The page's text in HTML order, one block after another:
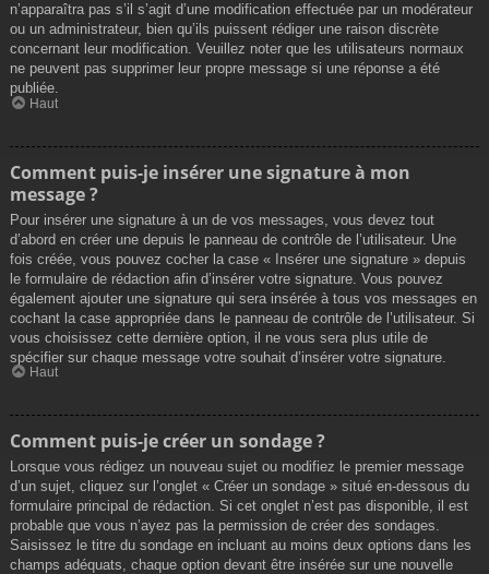
n’apparaîtra pas s’il s’agit d’une modification effectuée par un modérateur
ou un administrateur, bien qu’ils puissent rédiger une raison discrète
concernant leur modification. Veuillez noter que les utilisateurs normaux
ne peuvent pas supprimer leur propre message si une réponse a été
publiée.
Haut
Comment puis-je insérer une signature à mon
message ?
Pour insérer une signature à un de vos messages, vous devez tout
d’abord en créer une depuis le panneau de contrôle de l’utilisateur. Une
fois créée, vous pouvez cocher la case « Insérer une signature » depuis
le formulaire de rédaction afin d’insérer votre signature. Vous pouvez
également ajouter une signature qui sera insérée à tous vos messages en
cochant la case appropriée dans le panneau de contrôle de l’utilisateur. Si
vous choisissez cette dernière option, il ne vous sera plus utile de
spécifier sur chaque message votre souhait d’insérer votre signature.
Haut
Comment puis-je créer un sondage ?
Lorsque vous rédigez un nouveau sujet ou modifiez le premier message
d’un sujet, cliquez sur l’onglet « Créer un sondage » situé en-dessous du
formulaire principal de rédaction. Si cet onglet n’est pas disponible, il est
probable que vous n’ayez pas la permission de créer des sondages.
Saisissez le titre du sondage en incluant au moins deux options dans les
champs adéquats, chaque option devant être insérée sur une nouvelle